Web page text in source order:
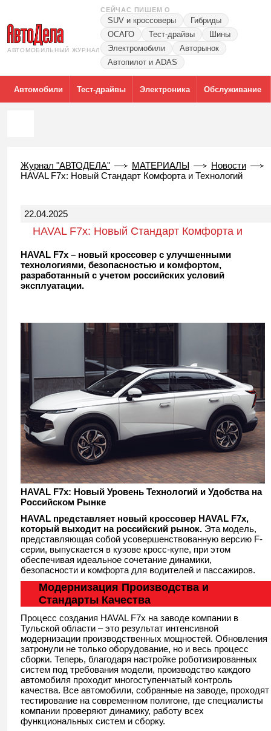
АВТОМОБИЛЬНЫЙ ЖУРНАЛ
СЕЙЧАС ПИШЕМ О
SUV и кроссоверы
Гибриды
ОСАГО
Тест-драйвы
Шины
Электромобили
Авторынок
Автопилот и ADAS
Автомобили Тест-драйвы Электроника Обслуживание
Журнал "АВТОДЕЛА" МАТЕРИАЛЫ
Новости
HAVAL F7x: Новый Стандарт Комфорта и Технологий
22.04.2025
HAVAL F7x: Новый Стандарт Комфорта и
Технологий
HAVAL F7x – новый кроссовер с улучшенными
технологиями, безопасностью и комфортом,
разработанный с учетом российских условий
эксплуатации.
HAVAL F7x: Новый Уровень Технологий и Удобства на
Российском Рынке
HAVAL представляет новый кроссовер HAVAL F7x,
который выходит на российский рынок. Эта модель,
представляющая собой усовершенствованную версию F-
серии, выпускается в кузове кросс-купе, при этом
обеспечивая идеальное сочетание динамики,
безопасности и комфорта для водителей и пассажиров.
Модернизация Производства и
Стандарты Качества
Процесс создания HAVAL F7x на заводе компании в
Тульской области – это результат интенсивной
модернизации производственных мощностей. Обновления
затронули не только оборудование, но и весь процесс
сборки. Теперь, благодаря настройке роботизированных
систем под требования модели, производство каждого
автомобиля проходит многоступенчатый контроль
качества. Все автомобили, собранные на заводе, проходят
тестирование на современном полигоне, где специалисты
компании проверяют динамику, работу всех
функциональных систем и сборку.